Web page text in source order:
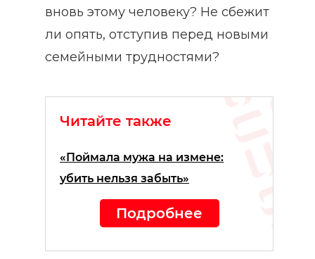
вновь этому человеку? Не сбежит
ли опять, отступив перед новыми
семейными трудностями?
Читайте также
«Поймала мужа на измене:
убить нельзя забыть»
Подробнее